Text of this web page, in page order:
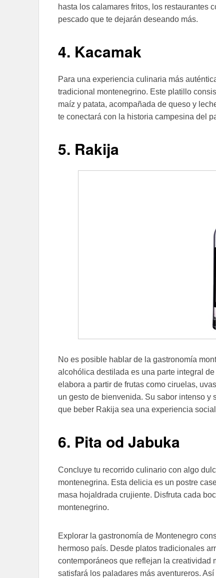
hasta los calamares fritos, los restaurantes
pescado que te dejarán deseando más.
4. Kacamak
Para una experiencia culinaria más
tradicional montenegrino. Este platillo
maíz y patata, acompañada de queso y
te conectará con la historia campesina del
5. Rakija
No es posible hablar de la gastronomía
alcohólica destilada es una parte integral
elabora a partir de frutas como ciruelas,
un gesto de bienvenida. Su sabor intenso
que beber Rakija sea una experiencia
6. Pita od Jabuka
Concluye tu recorrido culinario con algo
montenegrina. Esta delicia es un postre
masa hojaldrada crujiente. Disfruta cada
montenegrino.
Explorar la gastronomía de Montenegro
hermoso país. Desde platos tradicionales
contemporáneos que reflejan la creatividad
satisfará los paladares más aventureros.